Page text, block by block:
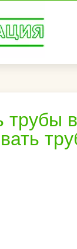
трубы